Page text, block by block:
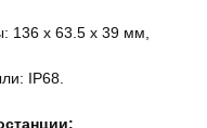
136 x 63.5 x 39 мм,
IP68.